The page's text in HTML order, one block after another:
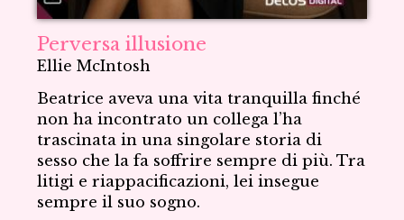
Perversa illusione
Ellie McIntosh
Beatrice aveva una vita tranquilla finché
non ha incontrato un collega l’ha
trascinata in una singolare storia di
sesso che la fa soffrire sempre di più. Tra
litigi e riappacificazioni, lei insegue
sempre il suo sogno.